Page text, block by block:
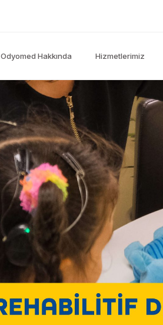
Odyomed Hakkında Hizmetlerimiz